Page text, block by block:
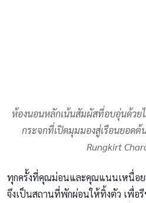
ห้องนอนหลักเน้นสัมผัสที่อบอุ่นด้ว
กระจกที่เปิดมุมมองสู่เรือนยอดต้
Rungkirt
ทุกครั้งที่คุณม่อนและคุณแนนเหนื่อย
จึงเป็นสถานที่พักผ่อนให้ทิ้งตัว เพื่อรี